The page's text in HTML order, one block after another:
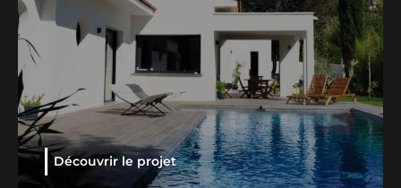
Découvrir le projet